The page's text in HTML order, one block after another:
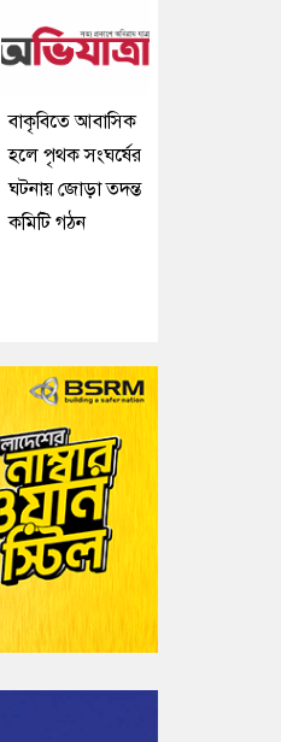
বাকৃবিতে আবাসিক
হলে পৃথক সংঘর্ষের
ঘটনায় জোড়া তদন্ত
কমিটি গঠন